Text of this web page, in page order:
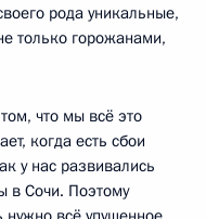
рода уникальные,
только горожанами,
что мы всё это
когда есть сбои
у нас развивались
в Сочи. Поэтому